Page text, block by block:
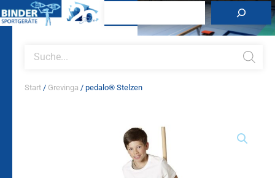
Inhalt
search
Start / Grevinga / pedalo® Stelzen